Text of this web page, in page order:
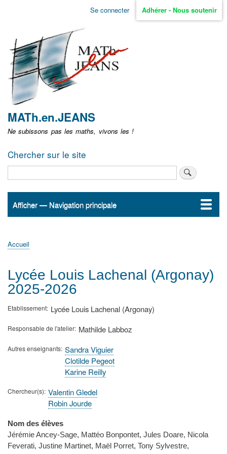
Aller
non
identifié
Se connecter Adhérer - Nous soutenir
MATh.en.JEANS
Ne subissons pas les maths, vivons les !
Chercher sur le site
Navigation
Afficher — Navigation principale
Accueil
ActualitésMATh.en.JEANS ?
Régions et Ateliers
Créer, gérer un atelier
Sujets/Publications
Congrès
d'Ariane
Accueil
Lycée Louis Lachenal (Argonay)
2025-2026
Etablissement Lycée Louis Lachenal (Argonay)
Responsable de l'atelier Mathilde Labboz
Autres enseignants Sandra Viguier
Clotilde Pegeot
Karine Reilly
Chercheur(s) Valentin Gledel
Robin Jourde
Nom des élèves
Jérémie Ancey-Sage, Mattéo Bonpontet, Jules Doare, Nicola
Feverati, Justine Martinet, Maël Porret, Tony Sylvestre,